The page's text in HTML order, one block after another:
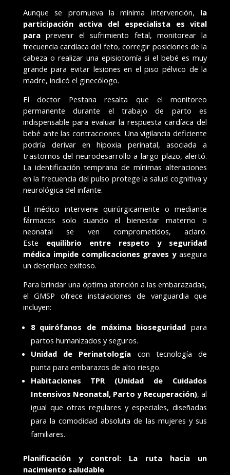
Aunque se promueva la mínima intervención, la
participación activa del especialista es vital
paraprevenir el sufrimiento fetal, monitorear la
frecuencia cardíaca del feto, corregir posiciones de la
cabeza o realizar una episiotomía si el bebé es muy
grande para evitar lesiones en el piso pélvico de la
madre, indicó el ginecólogo.
El doctor Pestana resalta que el monitoreo
permanente durante el trabajo de parto es
indispensable para evaluar la respuesta cardíaca del
bebé ante las contracciones. Una vigilancia deficiente
podría derivar en hipoxia perinatal, asociada a
trastornos del neurodesarrollo a largo plazo, alertó.
La identificación temprana de mínimas alteraciones
en la frecuencia del pulso protege la salud cognitiva y
neurológica del infante.
El médico interviene quirúrgicamente o mediante
fármacos solo cuando el bienestar materno o
neonatal se ven comprometidos, aclaró.
Este equilibrio entre respeto y seguridad
médica impide complicaciones graves yasegura
un desenlace exitoso.
Para brindar una óptima atención a las embarazadas,
el GMSP ofrece instalaciones de vanguardia que
incluyen:
8 quirófanos de máxima bioseguridad para
partos humanizados y seguros.
Unidad de Perinatología con tecnología de
punta para embarazos de alto riesgo.
Habitaciones TPR (Unidad de Cuidados
Intensivos Neonatal, Parto y Recuperación), al
igual que otras regulares y especiales, diseñadas
para la comodidad absoluta de las mujeres y sus
familiares.
Planificación y control: La ruta hacia un
nacimiento saludable